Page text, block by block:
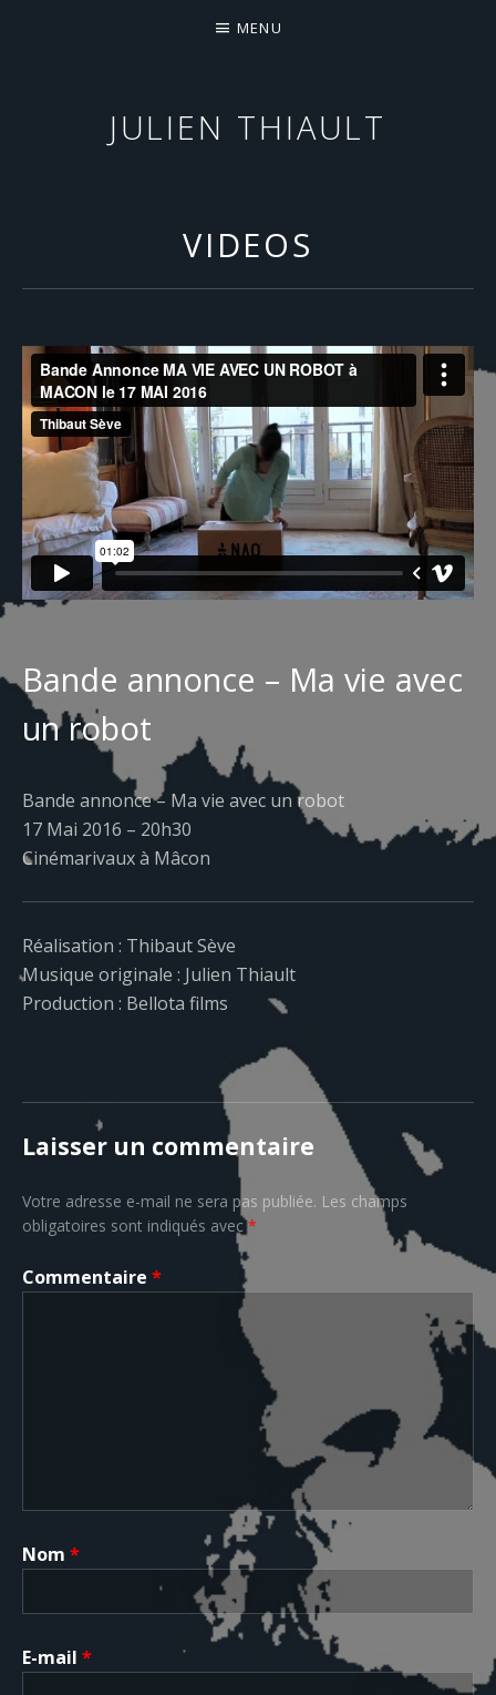
JULIEN THIAULT
MENU
VIDEOS
Bande annonce – Ma vie avec
un robot
Bande annonce – Ma vie avec un robot
17 Mai 2016 – 20h30
Cinémarivaux à Mâcon
Réalisation : Thibaut Sève
Musique originale : Julien Thiault
Production : Bellota films
Laisser un commentaire
Votre adresse e-mail ne sera pas publiée. Les champs
obligatoires sont indiqués avec*
Commentaire *
Nom *
E-mail *